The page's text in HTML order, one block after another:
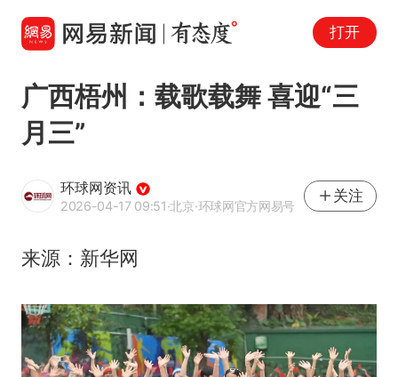
打开
广西梧州：载歌载舞 喜迎“三
月三”
环球网资讯
2026-04-17 09:51·北京·环球网官方网易号
关注
来源：新华网